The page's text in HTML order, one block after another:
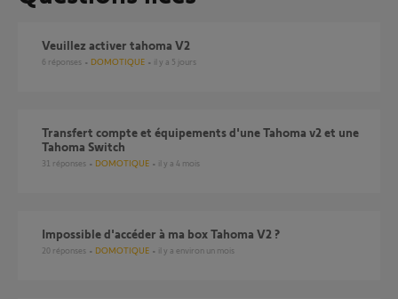
Veuillez activer tahoma V2
6 réponses DOMOTIQUE il y a 5 jours
Transfert compte et équipements d'une Tahoma v2 et une
Tahoma Switch
31 réponses DOMOTIQUE il y a 4 mois
Impossible d'accéder à ma box Tahoma V2 ?
20 réponses DOMOTIQUE il y a environ un mois